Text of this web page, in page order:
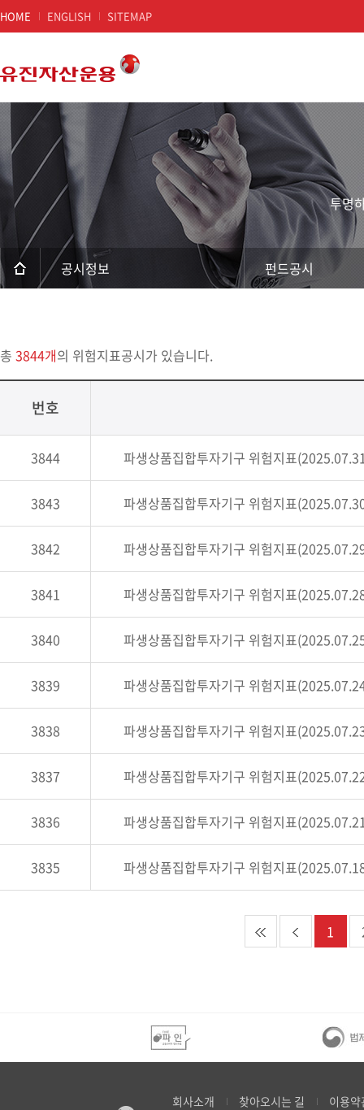
HOME ENGLISH SITEMAP
투명
공시정보 펀드공시
총 3844개의 위험지표공시가 있습니다.
번호
3844 파생상품집합투자기구 위험지표
3843 파생상품집합투자기구 위험지표
3842 파생상품집합투자기구 위험지표
3841 파생상품집합투자기구 위험지표
3840 파생상품집합투자기구 위험지표
3839 파생상품집합투자기구 위험지표
3838 파생상품집합투자기구 위험지표
3837 파생상품집합투자기구 위험지표
3836 파생상품집합투자기구 위험지표
3835 파생상품집합투자기구 위험지표
1
회사소개 찾아오시는 길 이용약